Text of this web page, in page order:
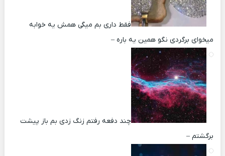
فقط داری بم میگی همش یه خوابه
میخوای برگردی نگو همین یه باره –
چند دفعه رفتم زنگ زدی بم باز پیشت
برگشتم –